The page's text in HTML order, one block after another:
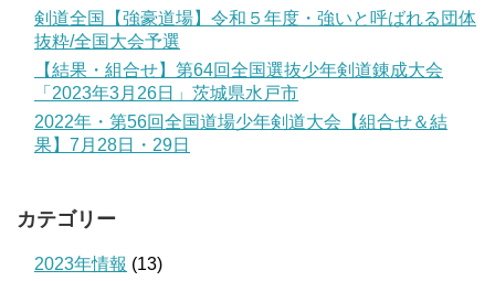
剣道全国【強豪道場】令和５年度・強いと呼ばれる団体
抜粋/全国大会予選
【結果・組合せ】第64回全国選抜少年剣道錬成大会
「2023年3月26日」茨城県水戸市
2022年・第56回全国道場少年剣道大会【組合せ＆結
果】7月28日・29日
カテゴリー
2023年情報 (13)